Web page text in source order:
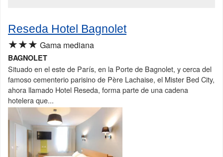
Reseda Hotel Bagnolet
★★★ Gama mediana
BAGNOLET
Situado en el este de París, en la Porte de Bagnolet, y cerca del
famoso cementerio parisino de Père Lachaise, el Mister Bed City,
ahora llamado Hotel Reseda, forma parte de una cadena
hotelera que...